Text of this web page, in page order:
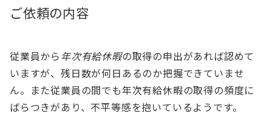
ご依頼の内容
従業員から年次有給休暇の取得の申出があれば認めて
いますが、残日数が何日あるのか把握できていませ
ん。また従業員の間でも年次有給休暇の取得の頻度に
ばらつきがあり、不平等感を抱いているようです。